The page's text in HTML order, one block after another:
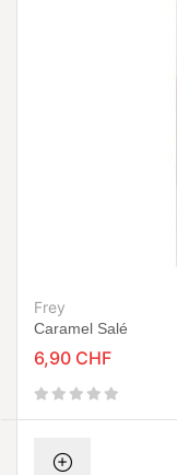
Frey
Caramel Salé
6,90 CHF